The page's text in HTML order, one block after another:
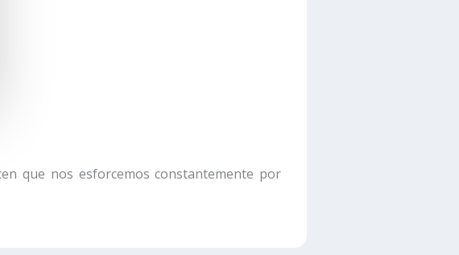
que nos esforcemos constantemente por